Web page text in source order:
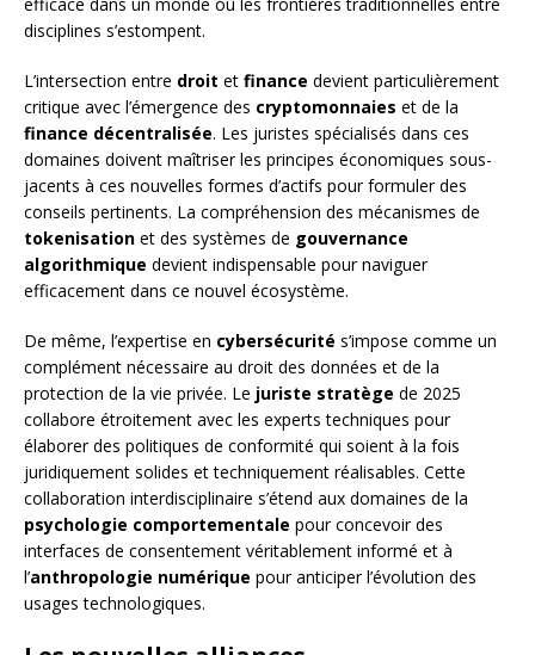
disciplines s’estompent.
L’intersection entre droit et finance devient particulièrement
critique avec l’émergence des cryptomonnaies et de la
finance décentralisée. Les juristes spécialisés dans ces
domaines doivent maîtriser les principes économiques sous-
jacents à ces nouvelles formes d’actifs pour formuler des
conseils pertinents. La compréhension des mécanismes de
tokenisation et des systèmes de gouvernance
algorithmique devient indispensable pour naviguer
efficacement dans ce nouvel écosystème.
De même, l’expertise en cybersécurité s’impose comme un
complément nécessaire au droit des données et de la
protection de la vie privée. Le juriste stratège de 2025
collabore étroitement avec les experts techniques pour
élaborer des politiques de conformité qui soient à la fois
juridiquement solides et techniquement réalisables. Cette
collaboration interdisciplinaire s’étend aux domaines de la
psychologie comportementale pour concevoir des
interfaces de consentement véritablement informé et à
l’anthropologie numérique pour anticiper l’évolution des
usages technologiques.